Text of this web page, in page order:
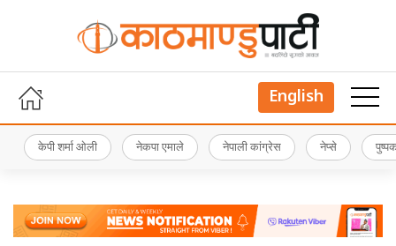
English
केपी शर्मा ओली नेकपा एमाले नेपाली कांग्रेस नेप्से